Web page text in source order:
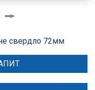
свердло 72мм